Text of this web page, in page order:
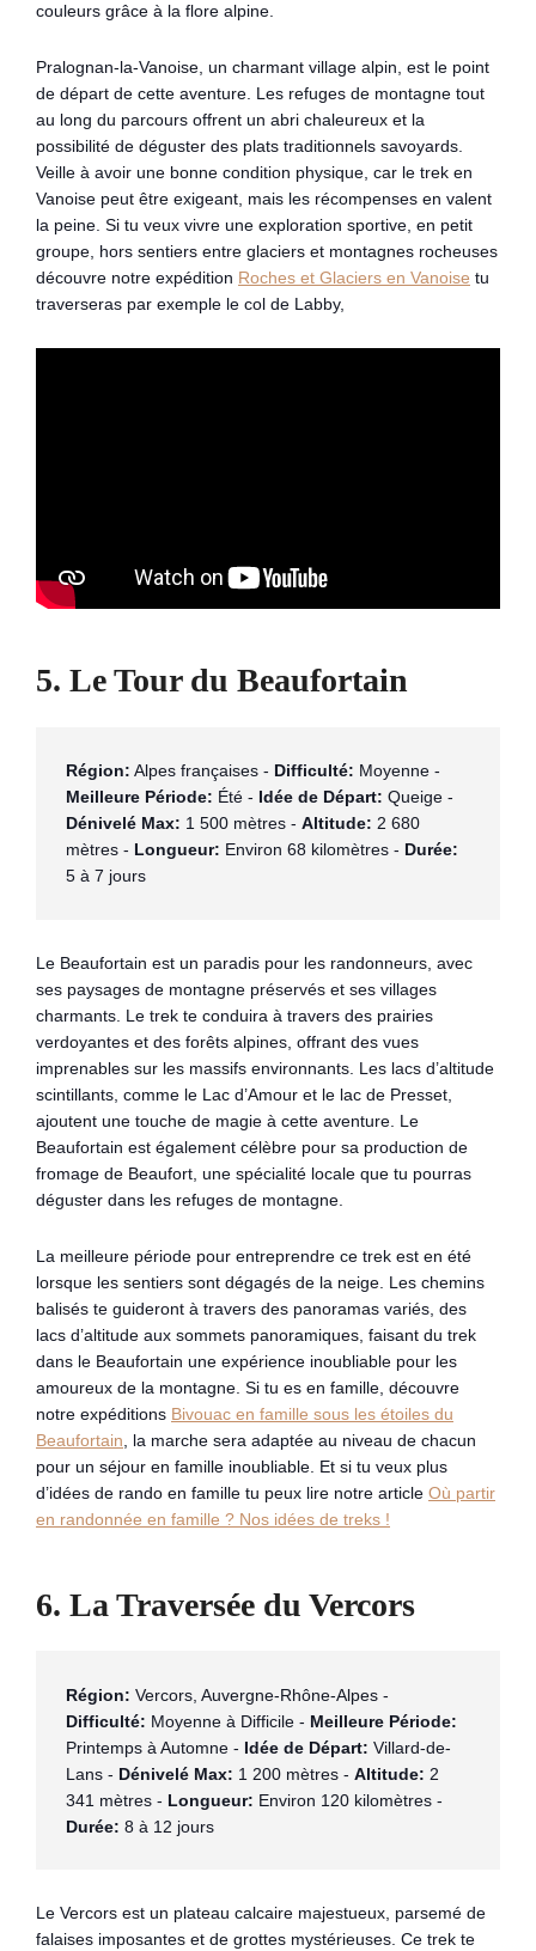
couleurs grâce à la flore alpine.
Pralognan-la-Vanoise, un charmant village alpin, est le point
de départ de cette aventure. Les refuges de montagne tout
au long du parcours offrent un abri chaleureux et la
possibilité de déguster des plats traditionnels savoyards.
Veille à avoir une bonne condition physique, car le trek en
Vanoise peut être exigeant, mais les récompenses en valent
la peine. Si tu veux vivre une exploration sportive, en petit
groupe, hors sentiers entre glaciers et montagnes rocheuses
découvre notre expédition Roches et Glaciers en Vanoise tu
traverseras par exemple le col de Labby,
5. Le Tour du Beaufortain
Région: Alpes françaises - Difficulté:
Meilleure Période: Été - Idée de Départ:
Dénivelé Max: 1 500 mètres - Altitude: 2 680
mètres - Longueur: Environ 68 kilomètres - Durée:
5 à 7 jours
Le Beaufortain est un paradis pour les randonneurs, avec
ses paysages de montagne préservés et ses villages
charmants. Le trek te conduira à travers des prairies
verdoyantes et des forêts alpines, offrant des vues
imprenables sur les massifs environnants. Les lacs d’altitude
scintillants, comme le Lac d’Amour et le lac de Presset,
ajoutent une touche de magie à cette aventure. Le
Beaufortain est également célèbre pour sa production de
fromage de Beaufort, une spécialité locale que tu pourras
déguster dans les refuges de montagne.
La meilleure période pour entreprendre ce trek est en été
lorsque les sentiers sont dégagés de la neige. Les chemins
balisés te guideront à travers des panoramas variés, des
lacs d’altitude aux sommets panoramiques, faisant du trek
dans le Beaufortain une expérience inoubliable pour les
amoureux de la montagne. Si tu es en famille, découvre
notre expéditions Bivouac en famille sous les étoiles du
Beaufortain , la marche sera adaptée au niveau de chacun
pour un séjour en famille inoubliable. Et si tu veux plus
d’idées de rando en famille tu peux lire notre article Où partir
en randonnée en famille ? Nos idées de treks !
6. La Traversée du Vercors
Région:
Difficulté: Moyenne à Difficile - Meilleure Période:
Printemps à Automne - Idée de Départ: Villard-de-
Lans - Dénivelé Max: 1 200 mètres - Altitude: 2
341 mètres - Longueur:
Durée: 8 à 12 jours
Le Vercors est un plateau calcaire majestueux, parsemé de
falaises imposantes et de grottes mystérieuses. Ce trek te